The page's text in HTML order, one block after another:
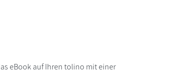
eBook auf Ihren tolino mit einer